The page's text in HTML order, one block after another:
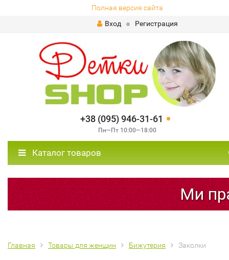
Полная версия сайта
Вход
Регистрация
+38 (095) 946-31-61
Пн—Пт 10:00—18:00
Каталог товаров
Ми
Главная Товары для женщин Бижутерия Заколки